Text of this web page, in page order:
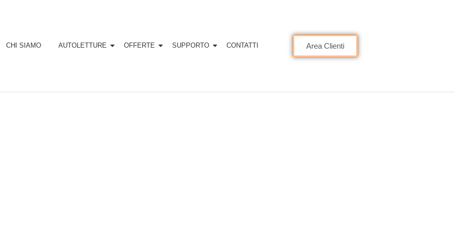
CHI SIAMO AUTOLETTURE OFFERTE SUPPORTO CONTATTI Area Clienti